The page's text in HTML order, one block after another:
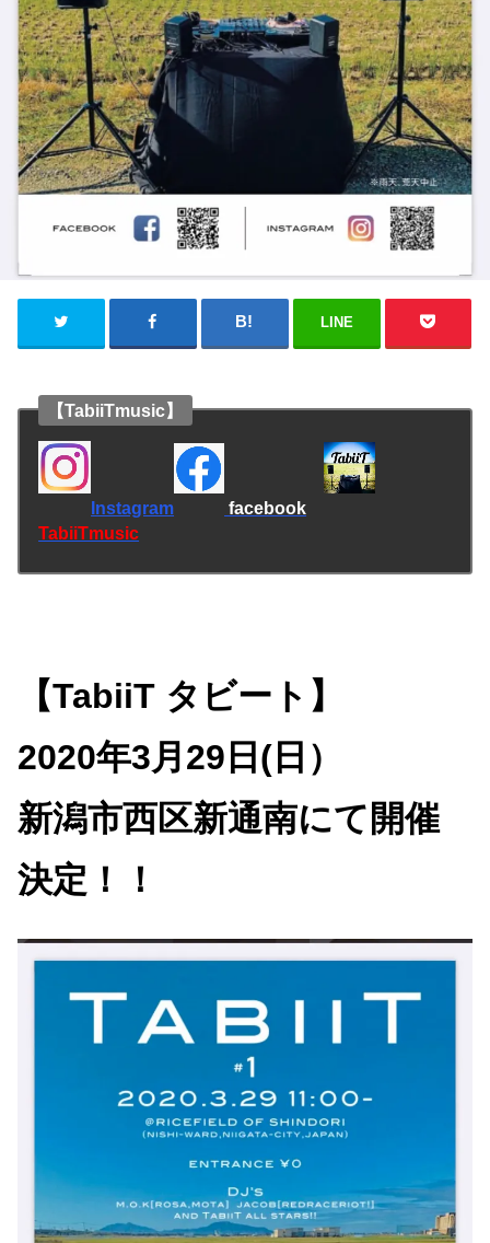
LINE
【TabiiTmusic】
Instagram
facebook
TabiiTmusic
【TabiiT タビート】
2020年3月29日(日）
新潟市西区新通南にて開催
決定！！